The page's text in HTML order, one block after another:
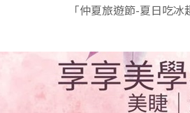
「仲夏旅遊節-夏日吃